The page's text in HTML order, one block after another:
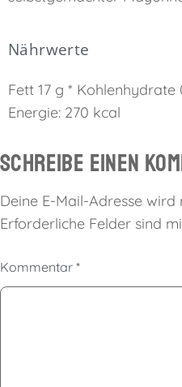
Nährwerte
Fett 17 g * Kohlenhydrate
Energie: 270 kcal
Schreibe einen
Deine E-Mail-Adresse
Erforderliche Felder sind
Kommentar *